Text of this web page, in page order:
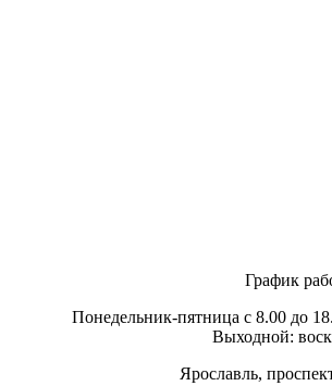
График
Понедельник-пятница с 8.00 до
Выходной:
Ярославль,